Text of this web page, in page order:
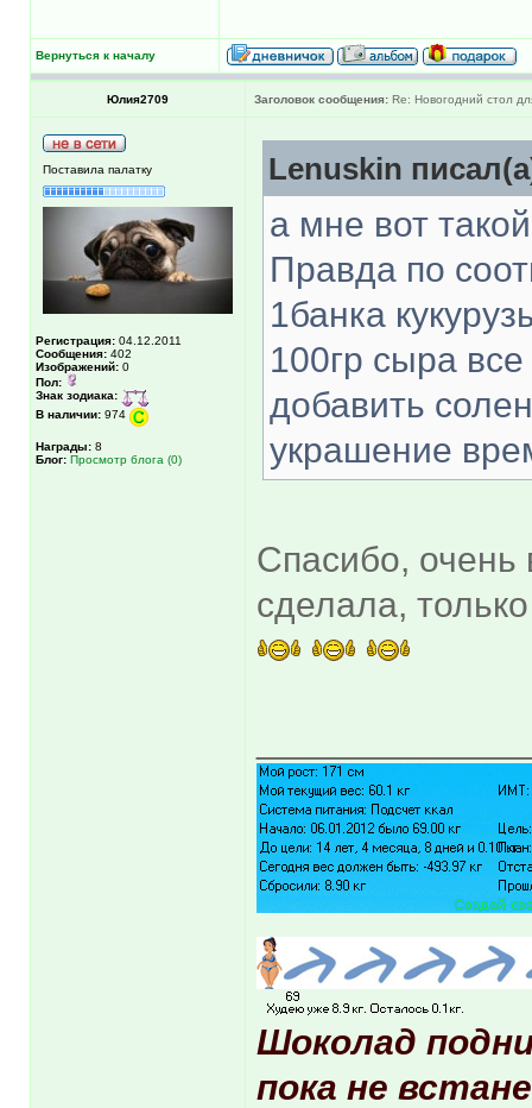
Вернуться к началу
Юлия2709 Заголовок сообщения: Re: Новогодний стол
Поставила палатку
Регистрация: 04.12.2011
Сообщения: 402
Изображений: 0
Пол:
Знак зодиака:
В наличии: 974
Награды: 8
Блог: Просмотр блога (0)
Lenuskin
а мне вот
Правда по
1банка
100гр сыра
добавить
украшение
Спасибо, очень
сделала,
Шоколад
пока не